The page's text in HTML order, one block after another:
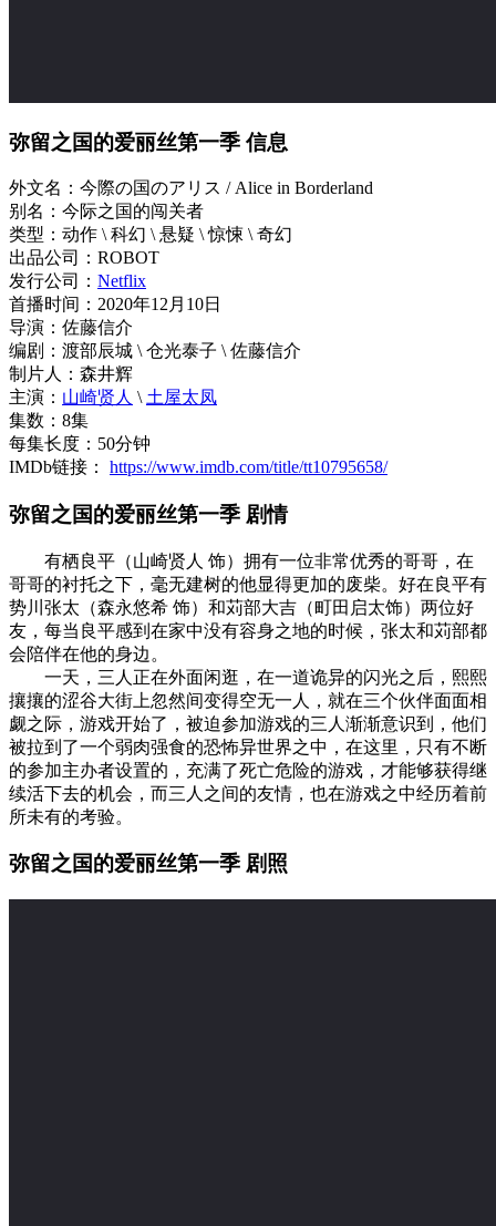
弥留之国的爱丽丝第一季 信息
外文名：今際の国のアリス / Alice in Borderland
别名：今际之国的闯关者
类型：动作 \ 科幻 \ 悬疑 \ 惊悚 \ 奇幻
出品公司：ROBOT
发行公司： Netflix
首播时间：2020年12月10日
导演：佐藤信介
编剧：渡部辰城 \ 仓光泰子 \ 佐藤信介
制片人：森井辉
主演： 山崎贤人 \ 土屋太凤
集数：8集
每集长度：50分钟
IMDb链接： https://www.imdb.com/title/tt10795658/
弥留之国的爱丽丝第一季 剧情
有栖良平（山崎贤人 饰）拥有一位非常优秀的哥哥，在
哥哥的衬托之下，毫无建树的他显得更加的废柴。好在良平有
势川张太（森永悠希 饰）和苅部大吉（町田启太饰）两位好
友，每当良平感到在家中没有容身之地的时候，张太和苅部都
会陪伴在他的身边。
一天，三人正在外面闲逛，在一道诡异的闪光之后，熙熙
攘攘的涩谷大街上忽然间变得空无一人，就在三个伙伴面面相
觑之际，游戏开始了，被迫参加游戏的三人渐渐意识到，他们
被拉到了一个弱肉强食的恐怖异世界之中，在这里，只有不断
的参加主办者设置的，充满了死亡危险的游戏，才能够获得继
续活下去的机会，而三人之间的友情，也在游戏之中经历着前
所未有的考验。
弥留之国的爱丽丝第一季 剧照